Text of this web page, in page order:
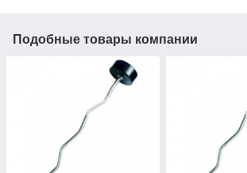
Подобные товары компании